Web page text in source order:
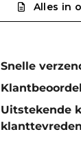
Alles in
Snelle
Uitstekende